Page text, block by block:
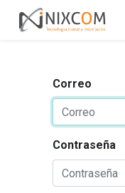
Correo
Contraseña